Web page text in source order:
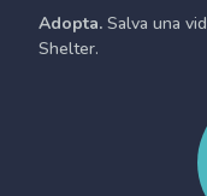
Adopta. Salva una
Shelter.